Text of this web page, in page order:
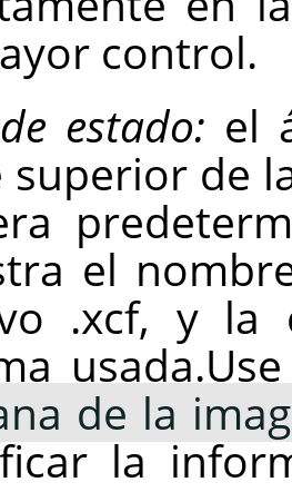
control.
estado: el
superior de
el
.xcf, y la
de la
la